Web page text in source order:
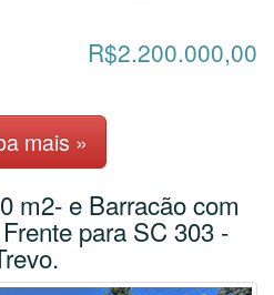
R$2.200.000,00
mais »
m2- e Barracão com
para SC 303 -